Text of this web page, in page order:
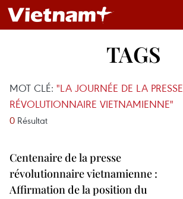
TAGS
MOT CLÉ: "LA JOURNÉE DE LA PRESSE
RÉVOLUTIONNAIRE VIETNAMIENNE"
0 Résultat
Centenaire de la presse
révolutionnaire vietnamienne :
Affirmation de la position du